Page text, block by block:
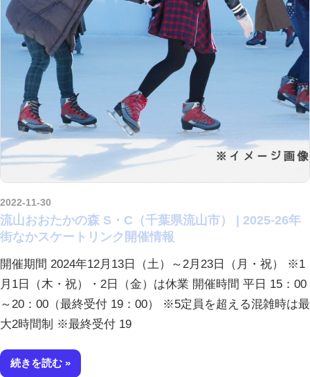
2022-11-30
流山おおたかの森 S・C（千葉県流山市） | 2025-26年
街なかスケートリンク開催情報
開催期間 2024年12月13日（土）～2月23日（月・祝） ※1
月1日（木・祝）・2日（金）は休業 開催時間 平日 15：00
～20：00（最終受付 19：00） ※5定員を超える混雑時は最
大2時間制 ※最終受付 19
続きを読む